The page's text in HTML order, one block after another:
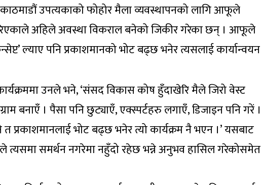
उपत्यकाको फोहोर मैला व्यवस्थापनको लागि आफूले
अहिले अवस्था विकराल बनेको जिकीर गरेका छन् । आफूले
ल्याए पनि प्रकाशमानको भोट बढ्छ भनेर त्यसलाई कार्यान्वयन
उनले भने, ‘संसद विकास कोष हुँदाखेरि मैले जिरो वेस्ट
बनाएँ । पैसा पनि छुट्याएँ, एक्स्पर्टहरु लगाएँ, डिजाइन पनि गरें ।
त प्रकाशमानलाई भोट बढ्छ भनेर त्यो कार्यक्रम नै भएन ।’ यसबाट
त्यसमा समर्थन नगरेमा नहुँदो रहेछ भन्ने अनुभव हासिल गरेकोसमेत